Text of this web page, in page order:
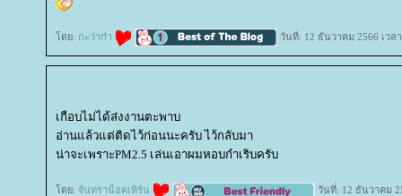
ดย: กะว่าก๋า วันที่: 12 ธันวาคม 2566 เวล
เกือบไม่ได้ส่งงานตะพาบ
อ่านแล้วแต่ติดไว้ก่อนนะครับ ไว้กลับมา
น่าจะเพราะPM2.5 เล่นเอาผมหอบกำเริบครับ
ดย: จันทราน็อคเทิร์น วันที่: 12 ธันวาคม